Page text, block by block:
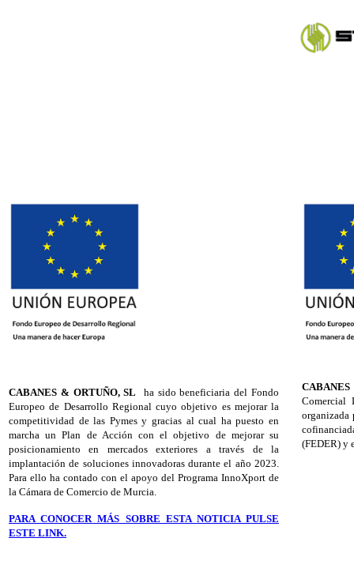
CABANES & ORTUÑO, SL ha sido beneficiaria del Fondo
Europeo de Desarrollo Regional cuyo objetivo es mejorar la
competitividad de las Pymes y gracias al cual ha puesto en
marcha un Plan de Acción con el objetivo de mejorar su
posicionamiento en mercados exteriores a través de la
implantación de soluciones innovadoras durante el año 2023.
Para ello ha contado con el apoyo del Programa InnoXport de
la Cámara de Comercio de Murcia.
PARA CONOCER MÁS SOBRE ESTA NOTICIA PULSE
ESTE LINK.
Comercial
organizada
(FEDER) y